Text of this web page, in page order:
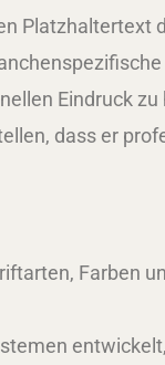
Eindruck
dass er
Farben